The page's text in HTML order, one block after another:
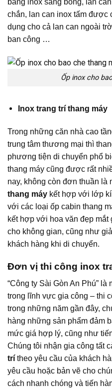
bằng inox sáng bóng, lan
chắn, lan can inox tấm
dụng cho cả lan can ngoài
ban công …
Ốp inox cho
Inox trang trí thang máy
Trong những căn nhà cao
trung tâm thương mại thì
phương tiện di chuyển phổ
thang máy cũng được rất
nay, không còn đơn thuần là
thang máy kết hợp với lớp
với các loại ốp cabin thang
kết hợp với hoa văn đẹp mắt
cho không gian, cũng như
khách hàng khi di chuyển.
Đơn vị thi công inox
“Công ty Sài Gòn An Phú”
trong lĩnh vực gia công – thi
trong những năm gần đây,
hàng những sản phẩm đảm
mức giá hợp lý, cũng như
Chúng tôi nhận gia công tất
trí theo yêu cầu của khách
yêu cầu hoặc bản vẽ cho
cách nhanh chóng và tiến